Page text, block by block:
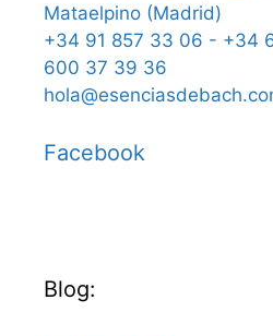
Mataelpino (Madrid)
+34 91 857 33 06 - +34
600 37 39 36
Facebook
Blog: